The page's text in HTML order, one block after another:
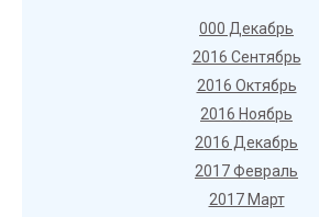
000 Декабрь
2016 Сентябрь
2016 Октябрь
2016 Ноябрь
2016 Декабрь
2017 Февраль
2017 Март